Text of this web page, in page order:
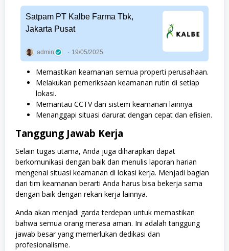
Satpam PT Kalbe Farma Tbk,
Jakarta Pusat
admin 19/05/2025
Memastikan keamanan semua properti perusahaan.
Melakukan pemeriksaan keamanan rutin di setiap
lokasi.
Memantau CCTV dan sistem keamanan lainnya.
Menanggapi situasi darurat dengan cepat dan efisien.
Tanggung Jawab Kerja
Selain tugas utama, Anda juga diharapkan dapat
berkomunikasi dengan baik dan menulis laporan harian
mengenai situasi keamanan di lokasi kerja. Menjadi bagian
dari tim keamanan berarti Anda harus bisa bekerja sama
dengan baik dengan rekan kerja lainnya.
Anda akan menjadi garda terdepan untuk memastikan
bahwa semua orang merasa aman. Ini adalah tanggung
jawab besar yang memerlukan dedikasi dan
profesionalisme.